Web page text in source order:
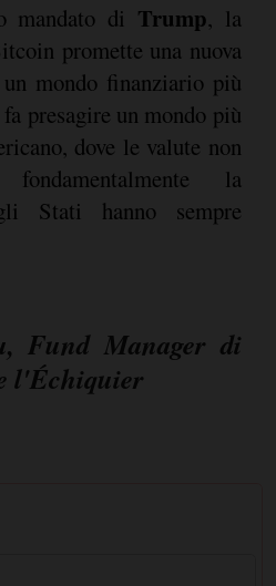
mandato di Trump, la
promette una nuova
mondo finanziario più
presagire un mondo più
dove le valute non
la
Stati hanno sempre
Fund Manager di
l'Échiquier